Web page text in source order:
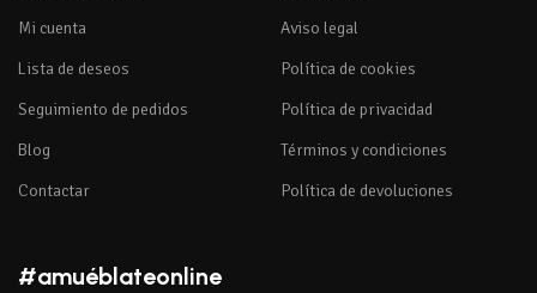
Mi cuenta
Lista de deseos
Seguimiento de pedidos
Blog
Contactar
Aviso legal
Política de cookies
Política de privacidad
Términos y condiciones
Política de devoluciones
#amuéblateonline